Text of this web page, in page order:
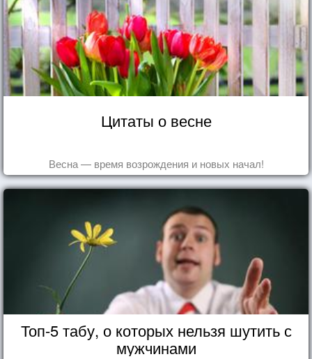
Цитаты о весне
Весна — время возрождения и новых начал!
Топ-5 табу, о которых нельзя шутить с
мужчинами